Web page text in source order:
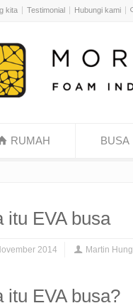
kita Testimonial Hubungi kami
RUMAH BUSA
itu EVA busa
2014 Martin Hung
itu EVA busa?